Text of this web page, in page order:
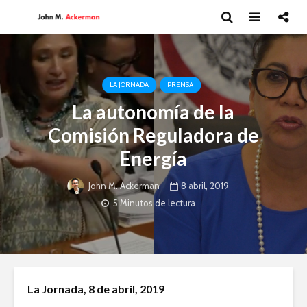
LA JORNADA PRENSA
La autonomía de la
Comisión Reguladora de
Energía
John M. Ackerman
8 abril, 2019
5 Minutos de lectura
La Jornada, 8 de abril, 2019
MEC en materia de